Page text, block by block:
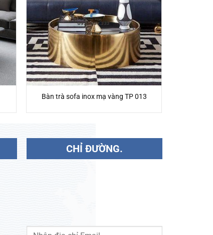
Bàn trà sofa inox mạ vàng TP 013
CHỈ ĐƯỜNG.